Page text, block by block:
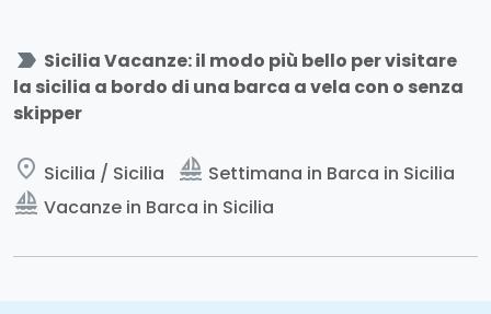
label_important Sicilia Vacanze: il modo più bello per visitare
la sicilia a bordo di una barca a vela con o senza
skipper
place Sicilia / Sicilia sailing Settimana in Barca in Sicilia
sailing Vacanze in Barca in Sicilia